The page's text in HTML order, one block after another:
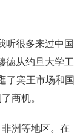
很多来过中国
徳从约旦大学工
了宾王市场和国
商机。
洲等地区。在